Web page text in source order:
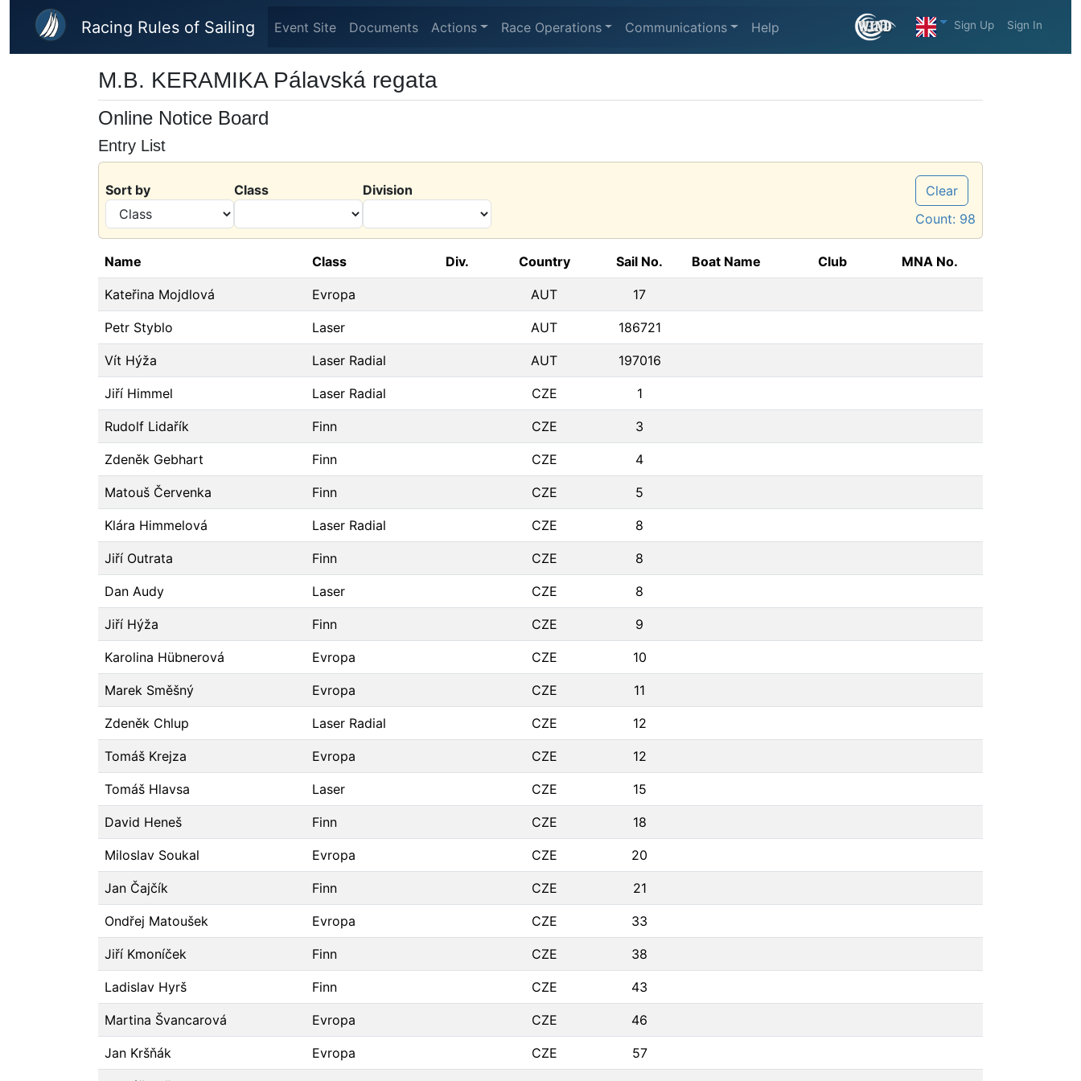
Skip to main content
Racing Rules of Sailing Event Site Documents Actions Race Operations Communications Help Sign Up Sign In
M.B. KERAMIKA Pálavská regata
Online Notice Board
Entry List
Sort by Class Division
Clear
Count: 98
Name Class Div. Country Sail No. Boat Name Club MNA No.
Kateřina Mojdlová Evropa AUT 17
Petr Styblo Laser AUT 186721
Vít Hýža Laser Radial AUT 197016
Jiří Himmel Laser Radial CZE 1
Rudolf Lidařík Finn CZE 3
Zdeněk Gebhart Finn CZE 4
Matouš Červenka Finn CZE 5
Klára Himmelová Laser Radial CZE 8
Jiří Outrata Finn CZE 8
Dan Audy Laser CZE 8
Jiří Hýža Finn CZE 9
Karolina Hübnerová Evropa CZE 10
Marek Směšný Evropa CZE 11
Zdeněk Chlup Laser Radial CZE 12
Tomáš Krejza Evropa CZE 12
Tomáš Hlavsa Laser CZE 15
David Heneš Finn CZE 18
Miloslav Soukal Evropa CZE 20
Jan Čajčík Finn CZE 21
Ondřej Matoušek Evropa CZE 33
Jiří Kmoníček Finn CZE 38
Ladislav Hyrš Finn CZE 43
Martina Švancarová Evropa CZE 46
Jan Kršňák Evropa CZE 57